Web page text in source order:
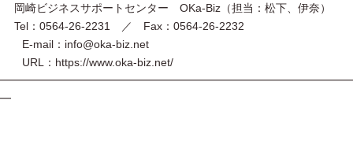
岡崎ビジネスサポートセンター OKa-Biz（担当：松下、伊奈）
Tel：0564-26-2231 ／ Fax：0564-26-2232
E-mail：info@oka-biz.net
URL：https://www.oka-biz.net/
━━━━━━━━━━━━━━━━━━━━━━━━━━━━━━━━
━